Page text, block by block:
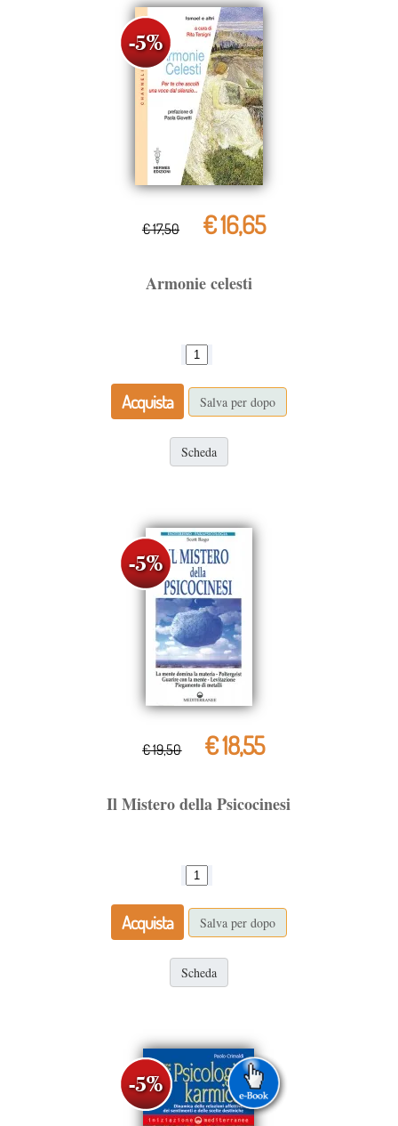
€ 17,50 € 16,65
Armonie celesti
Acquista Salva per dopo
Scheda
€ 19,50 € 18,55
Il Mistero della Psicocinesi
Acquista Salva per dopo
Scheda